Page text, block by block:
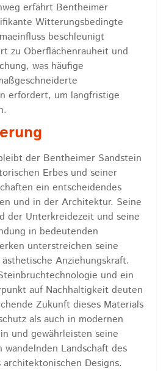
erfährt Bentheimer
Witterungsbedingte
beschleunigt
zu Oberflächenrauheit und
was häufige
erfordert, um langfristige
der Bentheimer Sandstein
Erbes und seiner
ein entscheidendes
und in der Architektur. Seine
der Unterkreidezeit und seine
in bedeutenden
unterstreichen seine
Anziehungskraft.
und ein
auf Nachhaltigkeit deuten
Zukunft dieses Materials
als auch in modernen
und gewährleisten seine
wandelnden Landschaft des
architektonischen Designs.